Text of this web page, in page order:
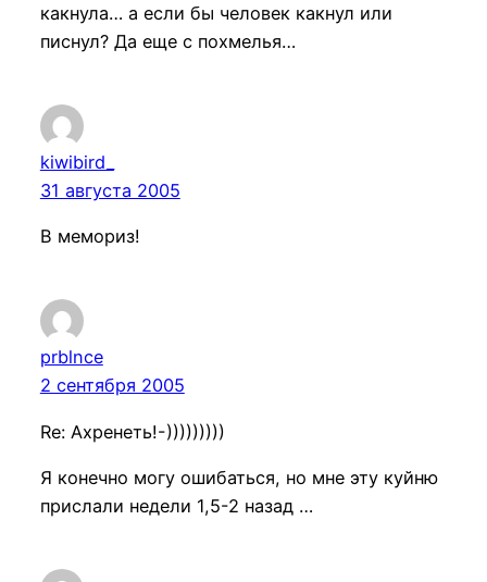
какнула… а если бы человек какнул или
писнул? Да еще с похмелья…
kiwibird_
31 августа 2005
В мемориз!
prblnce
2 сентября 2005
Re: Ахренеть!-)))))))))
Я конечно могу ошибаться, но мне эту куйню
прислали недели 1,5-2 назад …